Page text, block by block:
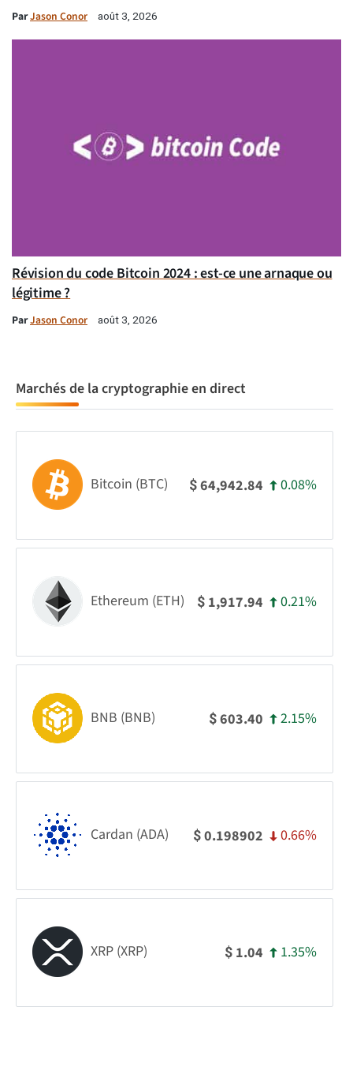
ParJason Conor août 3, 2026
Révision du code Bitcoin 2024 : est-ce une arnaque ou
légitime ?
ParJason Conor août 3, 2026
Marchés de la cryptographie en direct
Bitcoin (BTC) $64,942.84 0.08%
Ethereum (ETH) $ 1,917.94 0.21%
BNB (BNB) $603.40 2.15%
Cardan (ADA) $0.198902 0.66%
XRP (XRP) $ 1.04 1.35%